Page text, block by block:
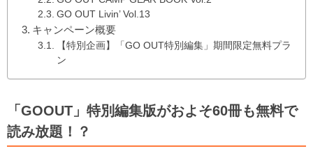
GO OUT Livin’ Vol.13
キャンペーン概要
【特別企画】「GO OUT特別編集」期間限定無料プラ
ン
「GOOUT」特別編集版がおよそ60冊も無料で
読み放題！？